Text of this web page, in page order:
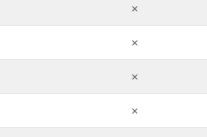
✗
✗
✗
✗